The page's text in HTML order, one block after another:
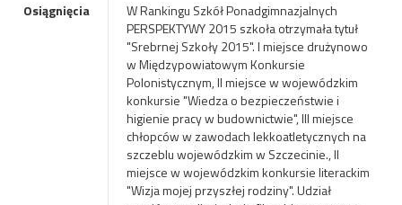
Osiągnięcia
W Rankingu Szkół Ponadgimnazjalnych
PERSPEKTYWY 2015 szkoła otrzymała tytuł
"Srebrnej Szkoły 2015". I miejsce drużynowo
w Międzypowiatowym Konkursie
Polonistycznym, II miejsce w wojewódzkim
konkursie "Wiedza o bezpieczeństwie i
higienie pracy w budownictwie", III miejsce
chłopców w zawodach lekkoatletycznych na
szczeblu wojewódzkim w Szczecinie., II
miejsce w wojewódzkim konkursie literackim
"Wizja mojej przyszłej rodziny". Udział